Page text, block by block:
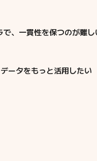
、一貫性を保つのが難し
ータをもっと活用したい